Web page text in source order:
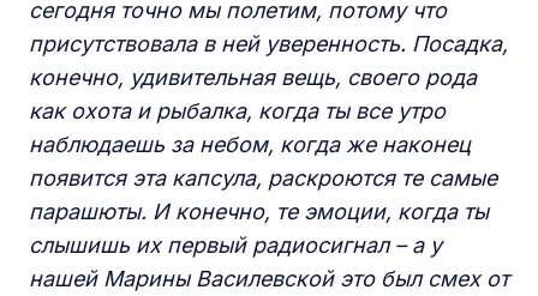
сегодня точно мы полетим, потому что
присутствовала в ней уверенность. Посадка,
конечно, удивительная вещь, своего рода
как охота и рыбалка, когда ты все утро
наблюдаешь за небом, когда же наконец
появится эта капсула, раскроются те самые
парашюты. И конечно, те эмоции, когда ты
слышишь их первый радиосигнал – а у
нашей Марины Василевской это был смех от